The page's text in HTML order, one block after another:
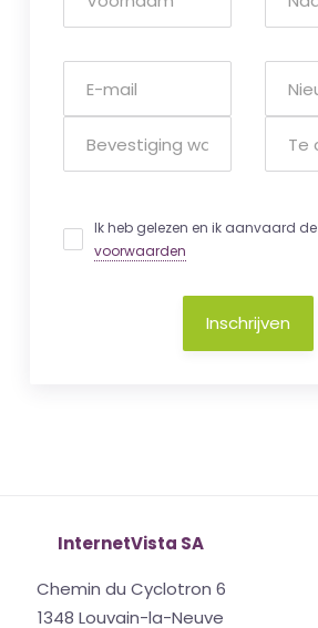
Ik heb gelezen en ik aanvaard de
voorwaarden
Inschrijven
InternetVista SA
Chemin du Cyclotron 6
1348 Louvain-la-Neuve